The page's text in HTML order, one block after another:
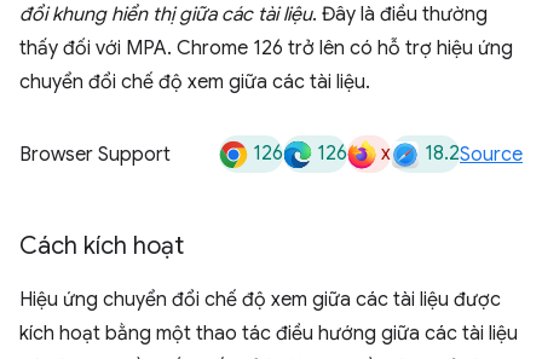
đổi khung hiển thị giữa các tài liệu. Đây là điều thường
thấy đối với MPA. Chrome 126 trở lên có hỗ trợ hiệu ứng
chuyển đổi chế độ xem giữa các tài liệu.
Browser Support 126 126 x 18.2Source
Cách kích hoạt
Hiệu ứng chuyển đổi chế độ xem giữa các tài liệu được
kích hoạt bằng một thao tác điều hướng giữa các tài liệu